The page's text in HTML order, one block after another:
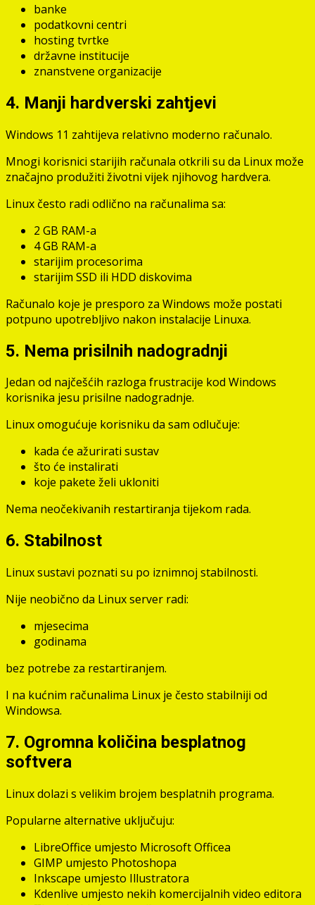
banke
podatkovni centri
hosting tvrtke
državne institucije
znanstvene organizacije
4. Manji hardverski zahtjevi
Windows 11 zahtijeva relativno moderno računalo.
Mnogi korisnici starijih računala otkrili su da Linux može
značajno produžiti životni vijek njihovog hardvera.
Linux često radi odlično na računalima sa:
2 GB RAM-a
4 GB RAM-a
starijim procesorima
starijim SSD ili HDD diskovima
Računalo koje je presporo za Windows može postati
potpuno upotrebljivo nakon instalacije Linuxa.
5. Nema prisilnih nadogradnji
Jedan od najčešćih razloga frustracije kod Windows
korisnika jesu prisilne nadogradnje.
Linux omogućuje korisniku da sam odlučuje:
kada će ažurirati sustav
što će instalirati
koje pakete želi ukloniti
Nema neočekivanih restartiranja tijekom rada.
6. Stabilnost
Linux sustavi poznati su po iznimnoj stabilnosti.
Nije neobično da Linux server radi:
mjesecima
godinama
bez potrebe za restartiranjem.
I na kućnim računalima Linux je često stabilniji od
Windowsa.
7. Ogromna količina besplatnog
softvera
Linux dolazi s velikim brojem besplatnih programa.
Popularne alternative uključuju:
LibreOffice umjesto Microsoft Officea
GIMP umjesto Photoshopa
Inkscape umjesto Illustratora
Kdenlive umjesto nekih komercijalnih video editora